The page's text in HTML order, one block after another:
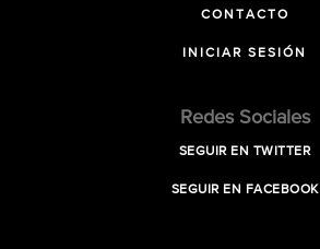
CONTACTO
INICIAR SESIÓN
Redes Sociales
SEGUIR EN TWITTER
SEGUIR EN FACEBOOK